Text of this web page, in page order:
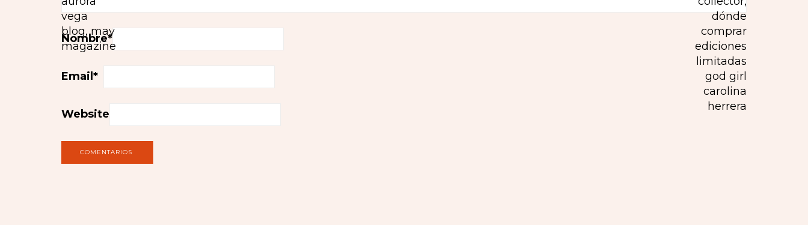
Nombre*
Email *
Website